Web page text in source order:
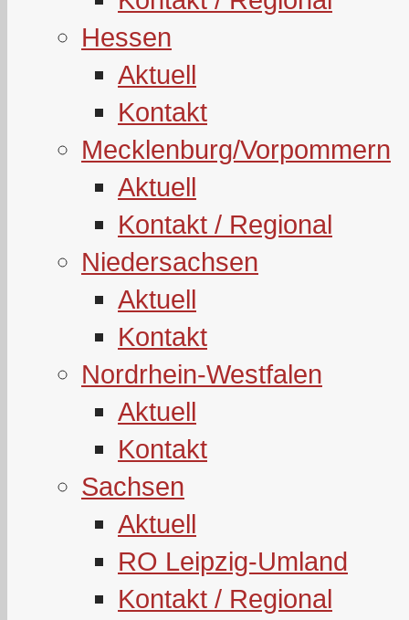
Hessen
Aktuell
Kontakt
Mecklenburg/Vorpommern
Aktuell
Kontakt / Regional
Niedersachsen
Aktuell
Kontakt
Nordrhein-Westfalen
Aktuell
Kontakt
Sachsen
Aktuell
RO Leipzig-Umland
Kontakt / Regional